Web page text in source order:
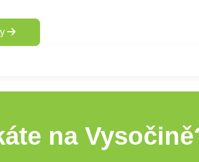
na